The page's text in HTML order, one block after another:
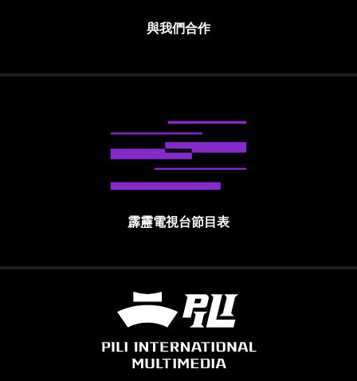
與我們合作
霹靂電視台節目表
霹靂國際多媒體股份有限公司 PILI